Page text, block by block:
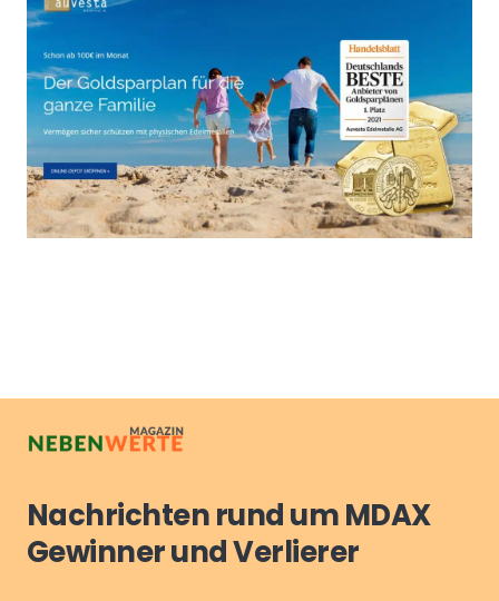
Nachrichten rund um MDAX
Gewinner und Verlierer